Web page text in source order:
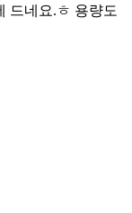
드네요.ㅎ 용량도